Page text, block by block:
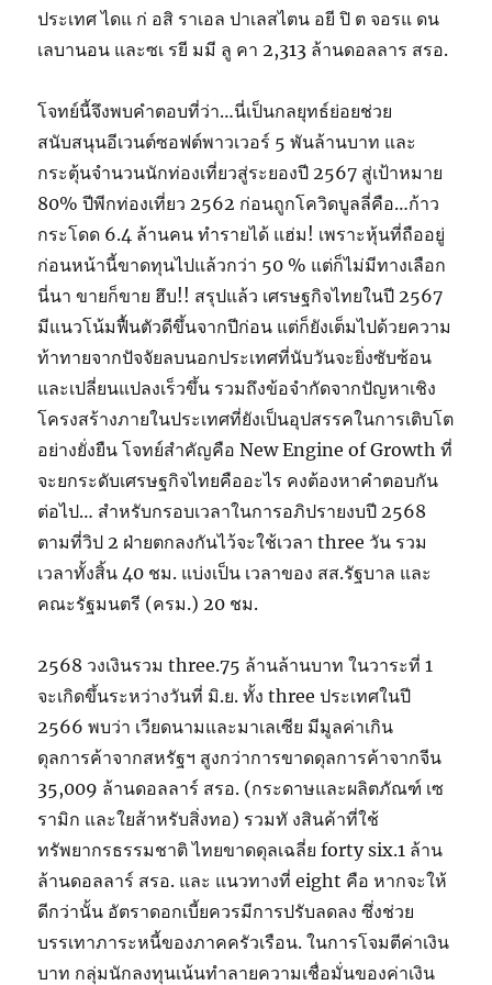
ประเทศ ไดแ ก่ อสิ ราเอล ปาเลสไตน อยี ปิ ต จอรแ ดน
เลบานอน และซเ รยี มมี ลู คา 2,313 ล้านดอลลาร สรอ.
โจทย์นี้จึงพบคำตอบที่ว่า…นี่เป็นกลยุทธ์ย่อยช่วย
สนับสนุนอีเวนต์ซอฟต์พาวเวอร์ 5 พันล้านบาท และ
กระตุ้นจำนวนนักท่องเที่ยวสู่ระยองปี 2567 สู่เป้าหมาย
80% ปีพีกท่องเที่ยว 2562 ก่อนถูกโควิดบูลลี่คือ…ก้าว
กระโดด 6.4 ล้านคน ทำรายได้ แฮ่ม! เพราะหุ้นที่ถืออยู่
ก่อนหน้านี้ขาดทุนไปแล้วกว่า 50 % แต่ก็ไม่มีทางเลือก
นี่นา ขายก็ขาย ฮึบ!! สรุปแล้ว เศรษฐกิจไทยในปี 2567
มีแนวโน้มฟื้นตัวดีขึ้นจากปีก่อน แต่ก็ยังเต็มไปด้วยความ
ท้าทายจากปัจจัยลบนอกประเทศที่นับวันจะยิ่งซับซ้อน
และเปลี่ยนแปลงเร็วขึ้น รวมถึงข้อจำกัดจากปัญหาเชิง
โครงสร้างภายในประเทศที่ยังเป็นอุปสรรคในการเติบโต
อย่างยั่งยืน โจทย์สำคัญคือ New Engine of Growth ที่
จะยกระดับเศรษฐกิจไทยคืออะไร คงต้องหาคำตอบกัน
ต่อไป… สำหรับกรอบเวลาในการอภิปรายงบปี 2568
ตามที่วิป 2 ฝ่ายตกลงกันไว้จะใช้เวลา three วัน รวม
เวลาทั้งสิ้น 40 ชม. แบ่งเป็น เวลาของ สส.รัฐบาล และ
คณะรัฐมนตรี (ครม.) 20 ชม.
2568 วงเงินรวม three.75 ล้านล้านบาท ในวาระที่ 1
จะเกิดขึ้นระหว่างวันที่ มิ.ย. ทั้ง three ประเทศในปี
2566 พบว่า เวียดนามและมาเลเซีย มีมูลค่าเกิน
ดุลการค้าจากสหรัฐฯ สูงกว่าการขาดดุลการค้าจากจีน
35,009 ล้านดอลลาร์ สรอ. (กระดาษและผลิตภัณฑ์ เซ
รามิก และใยส้าหรับสิ่งทอ) รวมทั งสินค้าที่ใช้
ทรัพยากรธรรมชาติ ไทยขาดดุลเฉลี่ย forty six.1 ล้าน
ล้านดอลลาร์ สรอ. และ แนวทางที่ eight คือ หากจะให้
ดีกว่านั้น อัตราดอกเบี้ยควรมีการปรับลดลง ซึ่งช่วย
บรรเทาภาระหนี้ของภาคครัวเรือน. ในการโจมตีค่าเงิน
บาท กลุ่มนักลงทุนเน้นทำลายความเชื่อมั่นของค่าเงิน